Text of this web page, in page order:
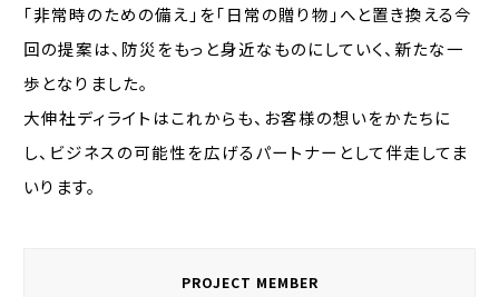
「非常時のための備え」を「日常の贈り物」へと置き換える今
回の提案は、防災をもっと身近なものにしていく、新たな一
歩となりました。
大伸社ディライトはこれからも、お客様の想いをかたちに
し、ビジネスの可能性を広げるパートナーとして伴走してま
いります。
PROJECT MEMBER